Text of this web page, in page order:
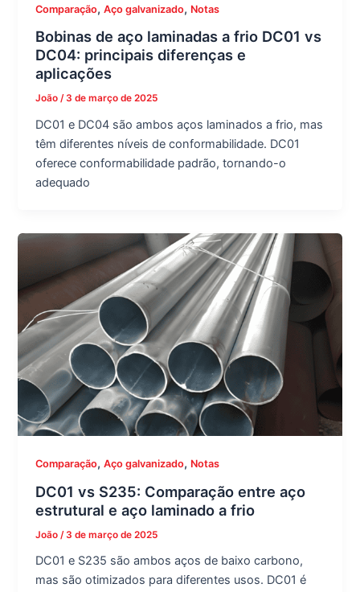
Comparação,Aço galvanizado, Notas
Bobinas de aço laminadas a frio DC01 vs
DC04: principais diferenças e
aplicações
João/ 3 de março de 2025
DC01 e DC04 são ambos aços laminados a frio, mas
têm diferentes níveis de conformabilidade. DC01
oferece conformabilidade padrão, tornando-o
adequado
Comparação,Aço galvanizado, Notas
DC01 vs S235: Comparação entre aço
estrutural e aço laminado a frio
João / 3 de março de 2025
DC01 e S235 são ambos aços de baixo carbono,
mas são otimizados para diferentes usos. DC01 é